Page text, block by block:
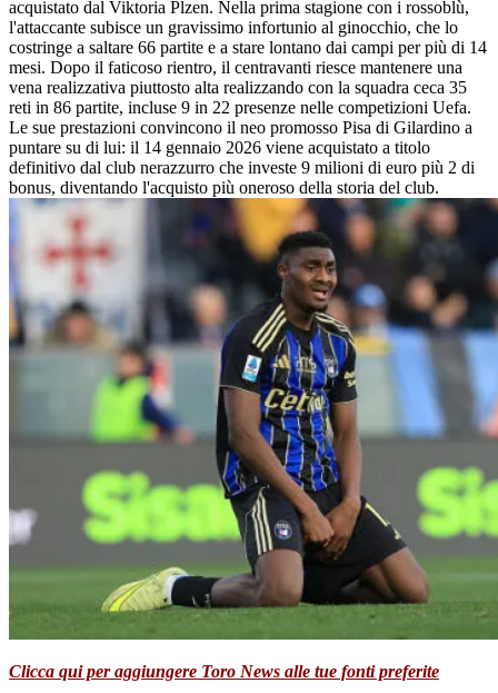
acquistato dal Viktoria Plzen. Nella prima stagione con i rossoblù,
l'attaccante subisce un gravissimo infortunio al ginocchio, che lo
costringe a saltare 66 partite e a stare lontano dai campi per più di 14
mesi. Dopo il faticoso rientro, il centravanti riesce mantenere una
vena realizzativa piuttosto alta realizzando con la squadra ceca 35
reti in 86 partite, incluse 9 in 22 presenze nelle competizioni Uefa.
Le sue prestazioni convincono il neo promosso Pisa di Gilardino a
puntare su di lui: il 14 gennaio 2026 viene acquistato a titolo
definitivo dal club nerazzurro che investe 9 milioni di euro più 2 di
bonus, diventando l'acquisto più oneroso della storia del club.
Clicca qui per aggiungere Toro News alle tue fonti preferite